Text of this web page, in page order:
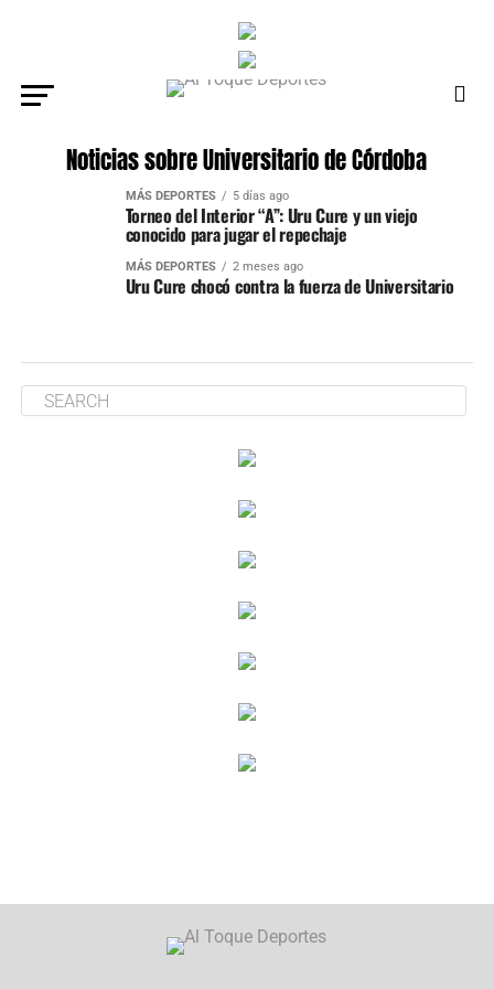
Noticias sobre Universitario de Córdoba
MÁS DEPORTES 5 días ago
Torneo del Interior “A”: Uru Cure y un viejo
conocido para jugar el repechaje
MÁS DEPORTES 2 meses ago
Uru Cure chocó contra la fuerza de Universitario